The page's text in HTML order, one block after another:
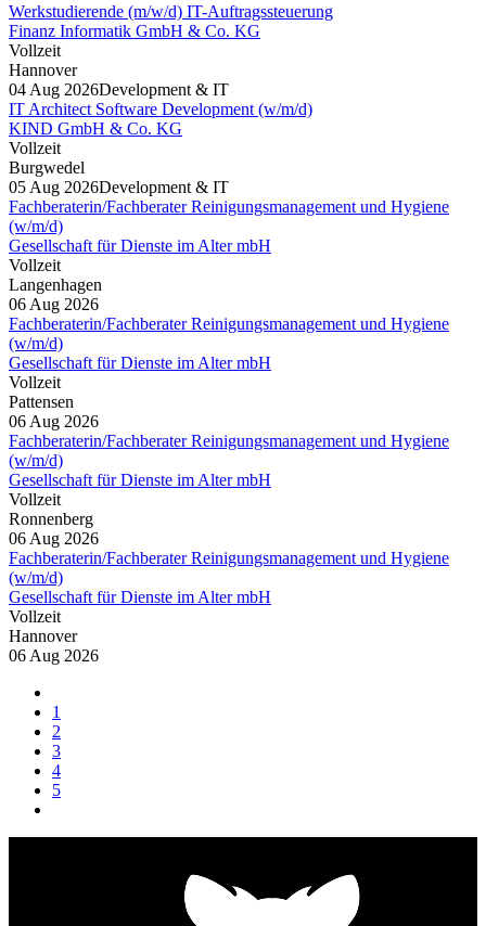
Werkstudierende (m/w/d) IT-Auftragssteuerung
Finanz Informatik GmbH & Co. KG
Vollzeit
Hannover
04 Aug 2026Development & IT
IT Architect Software Development (w/m/d)
KIND GmbH & Co. KG
Vollzeit
Burgwedel
05 Aug 2026Development & IT
Fachberaterin/Fachberater Reinigungsmanagement und Hygiene
(w/m/d)
Gesellschaft für Dienste im Alter mbH
Vollzeit
Langenhagen
06 Aug 2026
Fachberaterin/Fachberater Reinigungsmanagement und Hygiene
(w/m/d)
Gesellschaft für Dienste im Alter mbH
Vollzeit
Pattensen
06 Aug 2026
Fachberaterin/Fachberater Reinigungsmanagement und Hygiene
(w/m/d)
Gesellschaft für Dienste im Alter mbH
Vollzeit
Ronnenberg
06 Aug 2026
Fachberaterin/Fachberater Reinigungsmanagement und Hygiene
(w/m/d)
Gesellschaft für Dienste im Alter mbH
Vollzeit
Hannover
06 Aug 2026
1
2
3
4
5